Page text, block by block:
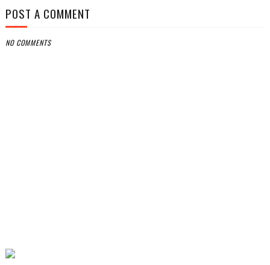
POST A COMMENT
NO COMMENTS